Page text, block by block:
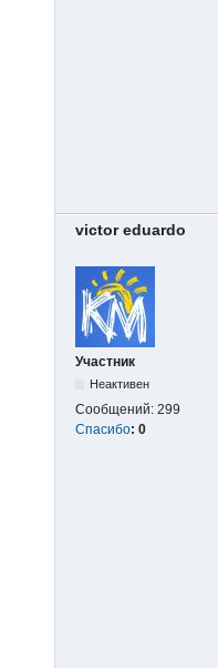
victor eduardo
Участник
Неактивен
Сообщений: 299
Спасибо: 0